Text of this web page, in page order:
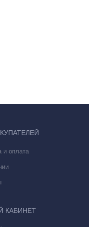
и оплата
КАБИНЕТ